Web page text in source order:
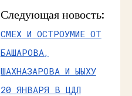
Следующая новость:
СМЕХ И ОСТРОУМИЕ ОТ
БАШАРОВА,
ШАХНАЗАРОВА И ЫЫХУ
20 ЯНВАРЯ В ЦДЛ